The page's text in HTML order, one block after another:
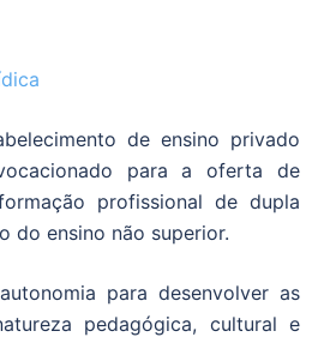
de ensino privado
para a oferta de
profissional de dupla
do ensino não superior.
para desenvolver as
pedagógica, cultural e